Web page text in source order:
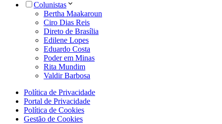
Colunistas
Bertha Maakaroun
Ciro Dias Reis
Direto de Brasília
Edilene Lopes
Eduardo Costa
Poder em Minas
Rita Mundim
Valdir Barbosa
Política de Privacidade
Portal de Privacidade
Política de Cookies
Gestão de Cookies